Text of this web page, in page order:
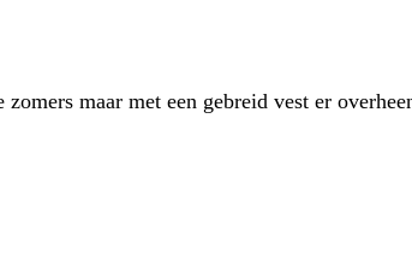
maar met een gebreid vest er